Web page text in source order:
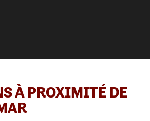
À PROXIMITÉ DE